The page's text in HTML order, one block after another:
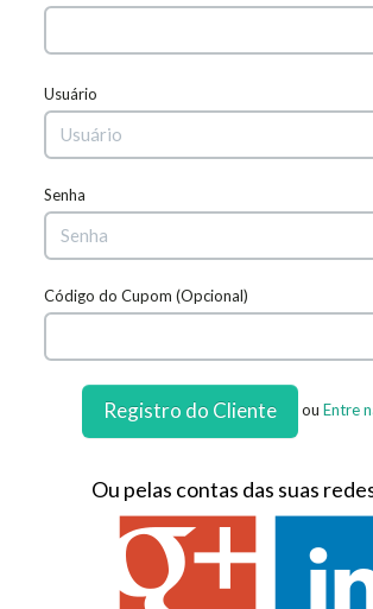
Usuário
Senha
Código do Cupom (Opcional)
Registro do Cliente ou Entre
Ou pelas contas das suas